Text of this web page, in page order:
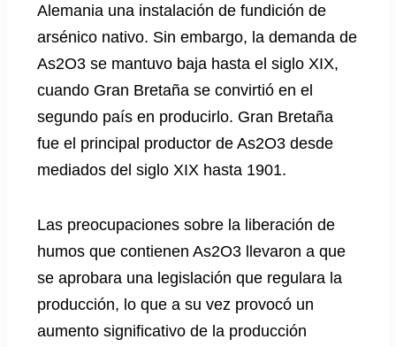
Alemania una instalación de fundición de
arsénico nativo. Sin embargo, la demanda de
As2O3 se mantuvo baja hasta el siglo XIX,
cuando Gran Bretaña se convirtió en el
segundo país en producirlo. Gran Bretaña
fue el principal productor de As2O3 desde
mediados del siglo XIX hasta 1901.
Las preocupaciones sobre la liberación de
humos que contienen As2O3 llevaron a que
se aprobara una legislación que regulara la
producción, lo que a su vez provocó un
aumento significativo de la producción